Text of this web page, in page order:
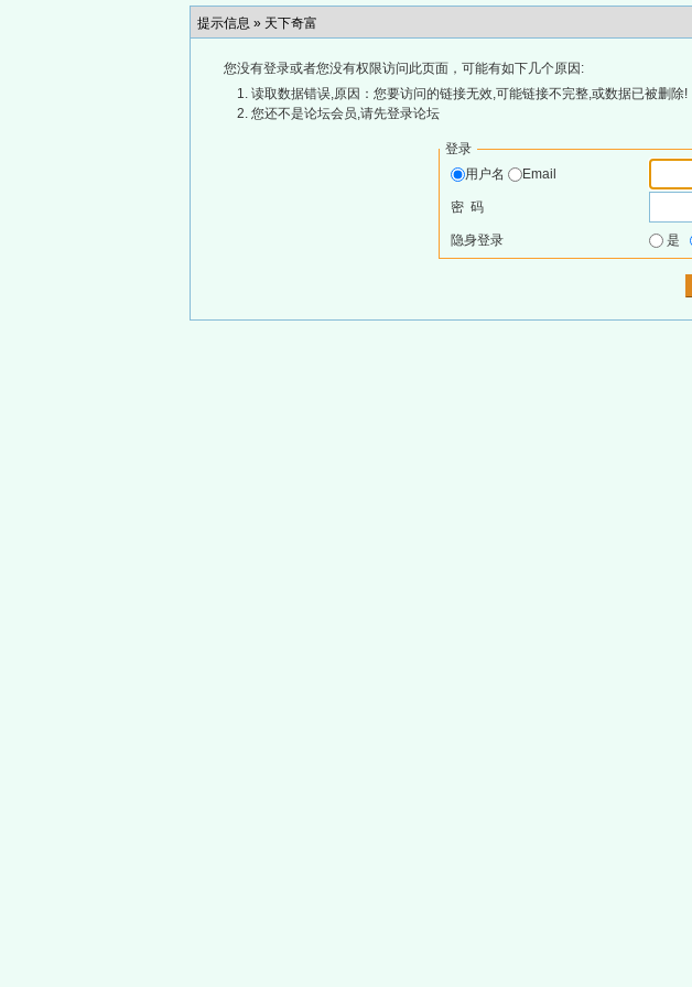
提示信息 » 天下奇富
您没有登录或者您没有权限访问此页面，可能有如下几个原因:
读取数据错误,原因：您要访问的链接无效,可能链接不完整,或数据已被删除!
您还不是论坛会员,请先登录论坛
登录
用户名
Email
密 码
隐身登录 是